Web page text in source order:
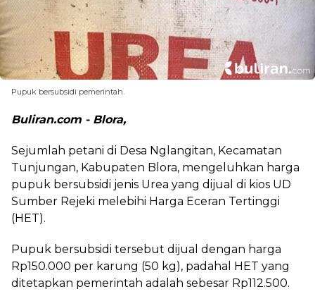
Pupuk bersubsidi pemerintah.
Buliran.com - Blora,
Sejumlah petani di Desa Nglangitan, Kecamatan
Tunjungan, Kabupaten Blora, mengeluhkan harga
pupuk bersubsidi jenis Urea yang dijual di kios UD
Sumber Rejeki melebihi Harga Eceran Tertinggi
(HET).
Pupuk bersubsidi tersebut dijual dengan harga
Rp150.000 per karung (50 kg), padahal HET yang
ditetapkan pemerintah adalah sebesar Rp112.500.